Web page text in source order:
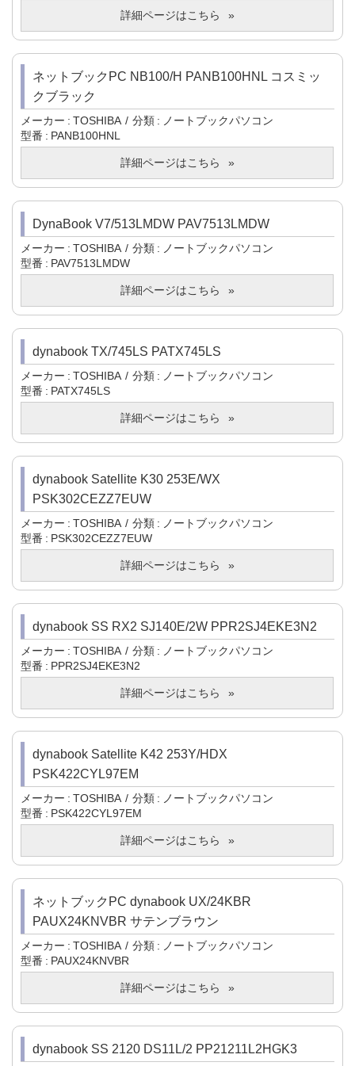
詳細ページはこちら
ネットブックPC NB100/H PANB100HNL コスミッ
クブラック
メーカー TOSHIBA 分類
ノートブックパソコン
型番
PANB100HNL
詳細ページはこちら
DynaBook V7/513LMDW PAV7513LMDW
メーカー TOSHIBA 分類
ノートブックパソコン
型番
PAV7513LMDW
詳細ページはこちら
dynabook TX/745LS PATX745LS
メーカー TOSHIBA 分類
ノートブックパソコン
型番
PATX745LS
詳細ページはこちら
dynabook Satellite K30 253E/WX
PSK302CEZZ7EUW
メーカー TOSHIBA 分類
ノートブックパソコン
型番
PSK302CEZZ7EUW
詳細ページはこちら
dynabook SS RX2 SJ140E/2W PPR2SJ4EKE3N2
メーカー TOSHIBA 分類
ノートブックパソコン
型番
PPR2SJ4EKE3N2
詳細ページはこちら
dynabook Satellite K42 253Y/HDX
PSK422CYL97EM
メーカー TOSHIBA 分類
ノートブックパソコン
型番
PSK422CYL97EM
詳細ページはこちら
ネットブックPC dynabook UX/24KBR
PAUX24KNVBR サテンブラウン
メーカー TOSHIBA 分類
ノートブックパソコン
型番
PAUX24KNVBR
詳細ページはこちら
dynabook SS 2120 DS11L/2 PP21211L2HGK3